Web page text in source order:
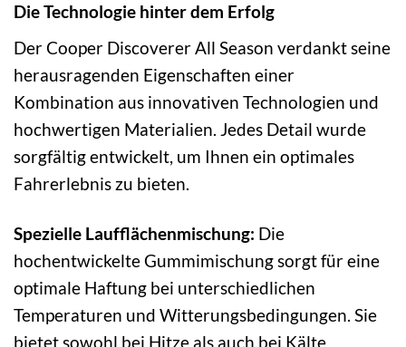
Die Technologie hinter dem Erfolg
Der Cooper Discoverer All Season verdankt seine
herausragenden Eigenschaften einer
Kombination aus innovativen Technologien und
hochwertigen Materialien. Jedes Detail wurde
sorgfältig entwickelt, um Ihnen ein optimales
Fahrerlebnis zu bieten.
Spezielle Laufflächenmischung: Die
hochentwickelte Gummimischung sorgt für eine
optimale Haftung bei unterschiedlichen
Temperaturen und Witterungsbedingungen. Sie
bietet sowohl bei Hitze als auch bei Kälte